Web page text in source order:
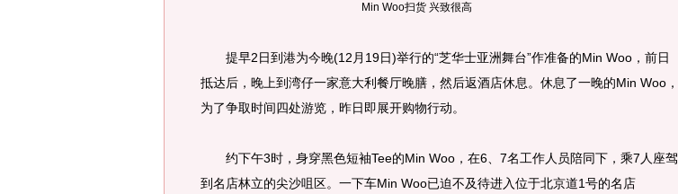
Min Woo扫货 兴致很高
提早2日到港为今晚(12月19日)举行的“芝华士亚洲舞台”作准备的Min Woo，前日
抵达后，晚上到湾仔一家意大利餐厅晚膳，然后返酒店休息。休息了一晚的Min Woo，
为了争取时间四处游览，昨日即展开购物行动。
约下午3时，身穿黑色短袖Tee的Min Woo，在6、7名工作人员陪同下，乘7人座驾
到名店林立的尖沙咀区。一下车Min Woo已迫不及待进入位于北京道1号的名店